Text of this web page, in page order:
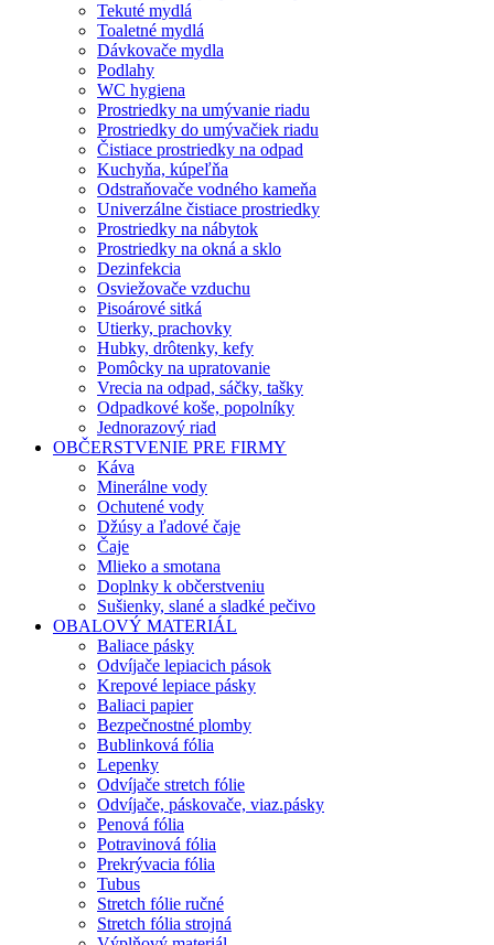
Tekuté mydlá
Toaletné mydlá
Dávkovače mydla
Podlahy
WC hygiena
Prostriedky na umývanie riadu
Prostriedky do umývačiek riadu
Čistiace prostriedky na odpad
Kuchyňa, kúpeľňa
Odstraňovače vodného kameňa
Univerzálne čistiace prostriedky
Prostriedky na nábytok
Prostriedky na okná a sklo
Dezinfekcia
Osviežovače vzduchu
Pisoárové sitká
Utierky, prachovky
Hubky, drôtenky, kefy
Pomôcky na upratovanie
Vrecia na odpad, sáčky, tašky
Odpadkové koše, popolníky
Jednorazový riad
OBČERSTVENIE PRE FIRMY
Káva
Minerálne vody
Ochutené vody
Džúsy a ľadové čaje
Čaje
Mlieko a smotana
Doplnky k občerstveniu
Sušienky, slané a sladké pečivo
OBALOVÝ MATERIÁL
Baliace pásky
Odvíjače lepiacich pások
Krepové lepiace pásky
Baliaci papier
Bezpečnostné plomby
Bublinková fólia
Lepenky
Odvíjače stretch fólie
Odvíjače, páskovače, viaz.pásky
Penová fólia
Potravinová fólia
Prekrývacia fólia
Tubus
Stretch fólie ručné
Stretch fólia strojná